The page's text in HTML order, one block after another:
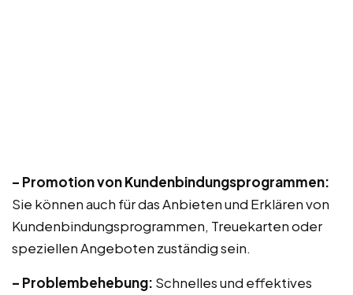
– Promotion von Kundenbindungsprogrammen:
Sie können auch für das Anbieten und Erklären von
Kundenbindungsprogrammen, Treuekarten oder
speziellen Angeboten zuständig sein.
– Problembehebung: Schnelles und effektives